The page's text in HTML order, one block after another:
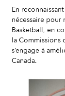
En
nécessaire pour
Basketball, en
la Commissions
s’engage à
Canada.